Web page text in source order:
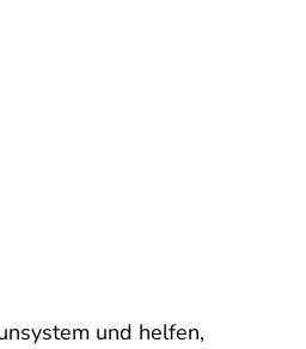
und helfen,